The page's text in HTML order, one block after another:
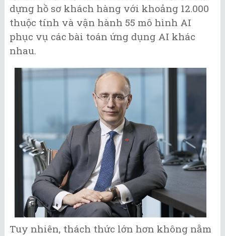
dựng hồ sơ khách hàng với khoảng 12.000
thuộc tính và vận hành 55 mô hình AI
phục vụ các bài toán ứng dụng AI khác
nhau.
Tuy nhiên, thách thức lớn hơn không nằm